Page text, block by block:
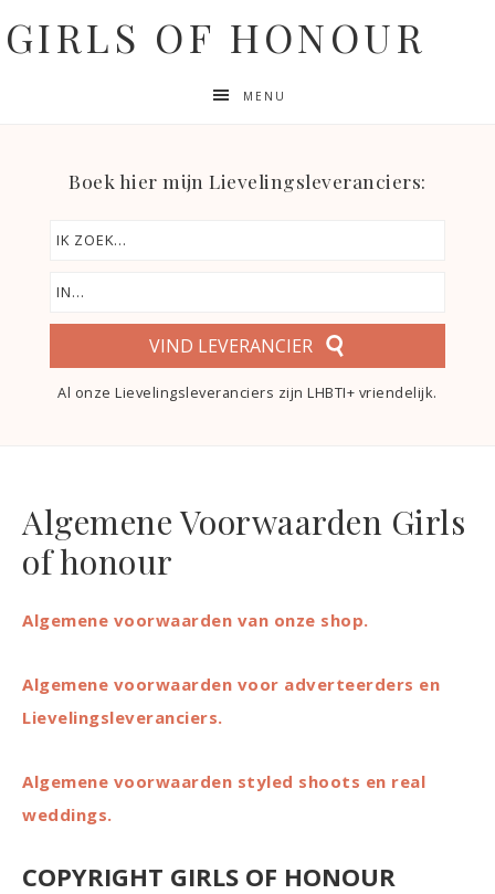
GIRLS OF HONOUR
MENU
Boek hier mijn Lievelingsleveranciers:
VIND LEVERANCIER
Al onze Lievelingsleveranciers zijn LHBTI+ vriendelijk.
Algemene Voorwaarden Girls
of honour
Algemene voorwaarden van onze shop.
Algemene voorwaarden voor adverteerders en
Lievelingsleveranciers.
Algemene voorwaarden styled shoots en real
weddings.
COPYRIGHT GIRLS OF HONOUR